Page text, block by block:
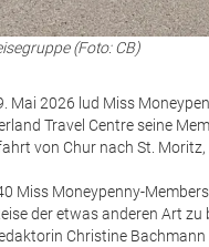
(Foto: CB)
Mai 2026 lud Miss
Travel Centre seine
von Chur nach St. Moritz,
Miss Moneypenny-
der etwas anderen Art
Christine